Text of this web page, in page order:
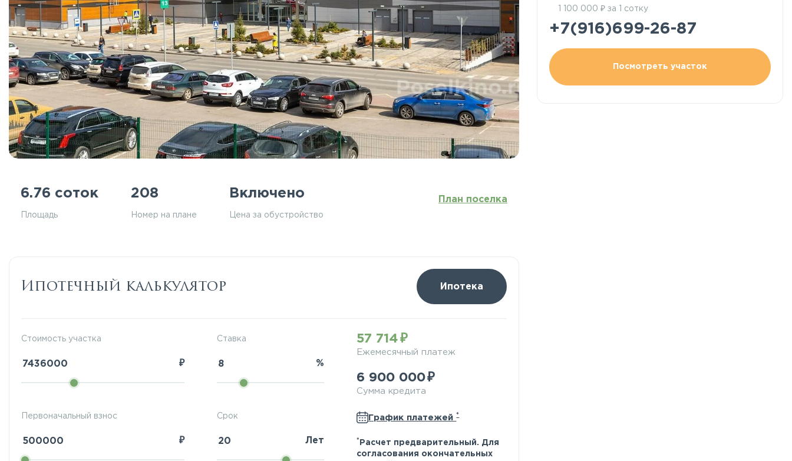
6.76 соток
Площадь
208
Номер на плане
Включено
Цена за обустройство
План поселка
Ипотечный калькулятор Ипотека
Стоимость участка
₽
Ставка
%
Первоначальный взнос
₽
Срок
Лет
57 714
Ежемесячный платеж
6 900 000
Сумма кредита
График платежей*
* Расчет предварительный. Для
согласования окончательных
1 100 000 ₽ за 1 сотку
+7(916)699-26-87
Посмотреть участок